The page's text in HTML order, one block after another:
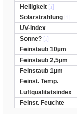
Helligkeit [i]
Solarstrahlung [i]
UV-Index
Sonne? [i]
Feinstaub 10µm
Feinstaub 2,5µm
Feinstaub 1µm
Feinst. Temp.
Luftqualitätsindex
Feinst. Feuchte